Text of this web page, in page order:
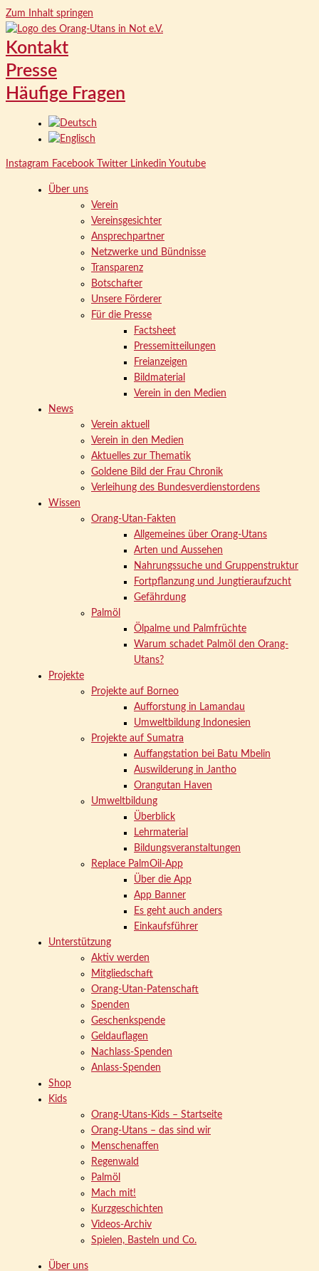
Zum Inhalt springen
Kontakt
Presse
Häufige Fragen
Instagram Facebook Twitter Linkedin Youtube
Über uns
Verein
Vereinsgesichter
Ansprechpartner
Netzwerke und Bündnisse
Transparenz
Botschafter
Unsere Förderer
Für die Presse
Factsheet
Pressemitteilungen
Freianzeigen
Bildmaterial
Verein in den Medien
News
Verein aktuell
Verein in den Medien
Aktuelles zur Thematik
Goldene Bild der Frau Chronik
Verleihung des Bundesverdienstordens
Wissen
Orang-Utan-Fakten
Allgemeines über Orang-Utans
Arten und Aussehen
Nahrungssuche und Gruppenstruktur
Fortpflanzung und Jungtieraufzucht
Gefährdung
Palmöl
Ölpalme und Palmfrüchte
Warum schadet Palmöl den Orang-
Utans?
Projekte
Projekte auf Borneo
Aufforstung in Lamandau
Umweltbildung Indonesien
Projekte auf Sumatra
Auffangstation bei Batu Mbelin
Auswilderung in Jantho
Orangutan Haven
Umweltbildung
Überblick
Lehrmaterial
Bildungsveranstaltungen
Replace PalmOil-App
Über die App
App Banner
Es geht auch anders
Einkaufsführer
Unterstützung
Aktiv werden
Mitgliedschaft
Orang-Utan-Patenschaft
Spenden
Geschenkspende
Geldauflagen
Nachlass-Spenden
Anlass-Spenden
Shop
Kids
Orang-Utans-Kids – Startseite
Orang-Utans – das sind wir
Menschenaffen
Regenwald
Palmöl
Mach mit!
Kurzgeschichten
Videos-Archiv
Spielen, Basteln und Co.
Über uns